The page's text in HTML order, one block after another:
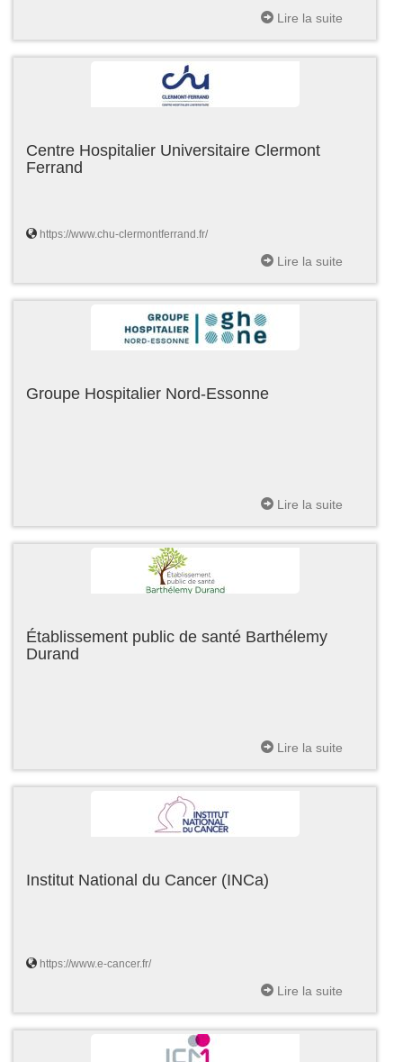
Lire la suite
Centre Hospitalier Universitaire Clermont
Ferrand
https://www.chu-clermontferrand.fr/
Lire la suite
Groupe Hospitalier Nord-Essonne
Lire la suite
Établissement public de santé Barthélemy
Durand
Lire la suite
Institut National du Cancer (INCa)
https://www.e-cancer.fr/
Lire la suite